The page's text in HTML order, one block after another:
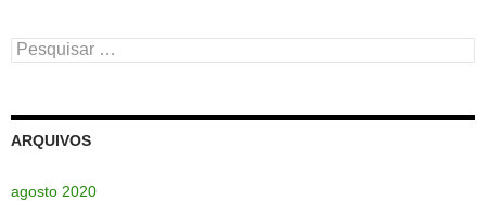
Pesquisar
por:
ARQUIVOS
agosto 2020